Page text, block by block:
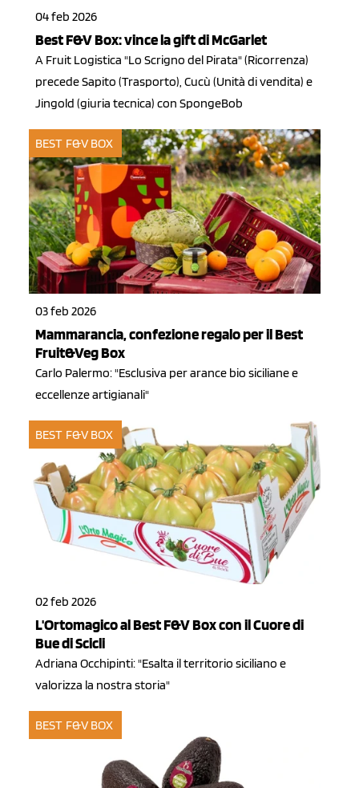
04 feb 2026
Best F&V Box: vince la gift di McGarlet
A Fruit Logistica "Lo Scrigno del Pirata" (Ricorrenza)
precede Sapito (Trasporto), Cucù (Unità di vendita) e
Jingold (giuria tecnica) con SpongeBob
BEST F&V BOX
03 feb 2026
Mammarancia, confezione regalo per il Best
Fruit&Veg Box
Carlo Palermo: "Esclusiva per arance bio siciliane e
eccellenze artigianali"
BEST F&V BOX
02 feb 2026
L'Ortomagico al Best F&V Box con il Cuore di
Bue di Scicli
Adriana Occhipinti: "Esalta il territorio siciliano e
valorizza la nostra storia"
BEST F&V BOX